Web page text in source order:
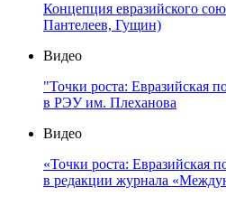
Концепция евразийского
Пантелеев, Гущин)
Видео
"Точки роста: Евразийская
в РЭУ им. Плеханова
Видео
«Точки роста: Евразийская
в редакции журнала